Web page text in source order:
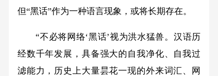
但“黑话”作为一种语言现象，或将长期存在。
“不必将网络‘黑话’视为洪水猛兽。汉语历
经数千年发展，具备强大的自我净化、自我过
滤能力，历史上大量昙花一现的外来词汇、网